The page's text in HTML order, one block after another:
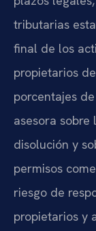
tributarias
final de los
propietarios
porcentajes
asesora sobre
disolución y
permisos
riesgo de
propietarios y